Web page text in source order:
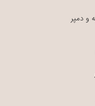
و دمپر